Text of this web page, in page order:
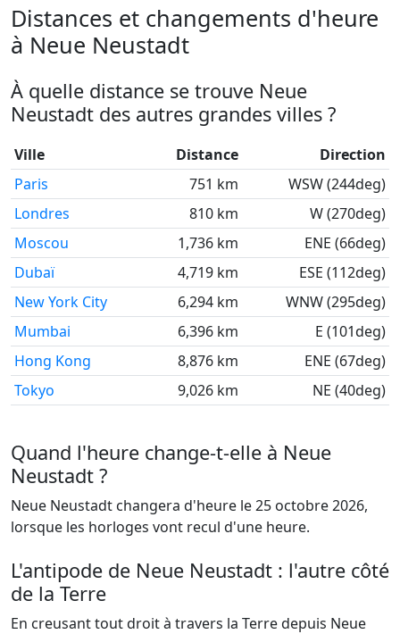
Distances et changements d'heure
à Neue Neustadt
À quelle distance se trouve Neue
Neustadt des autres grandes villes ?
Ville Distance
Direction
Paris
751 km
WSW (244deg)
Londres
810 km
W (270deg)
Moscou
1,736 km
ENE (66deg)
Dubaï
4,719 km
ESE (112deg)
New York City
6,294 km
WNW (295deg)
Mumbai
6,396 km
E (101deg)
Hong Kong
8,876 km
ENE (67deg)
Tokyo
9,026 km NE (40deg)
Quand l'heure change-t-elle à Neue
Neustadt ?
Neue Neustadt changera d'heure le 25 octobre 2026,
lorsque les horloges vont recul d'une heure.
L'antipode de Neue Neustadt : l'autre côté
de la Terre
En creusant tout droit à travers la Terre depuis Neue